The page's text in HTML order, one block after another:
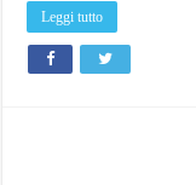
Leggi tutto